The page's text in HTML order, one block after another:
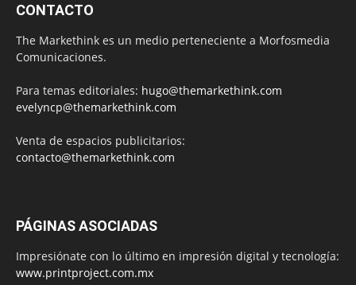
CONTACTO
The Markethink es un medio perteneciente a Morfosmedia
Comunicaciones.
Para temas editoriales: hugo@themarkethink.com
evelyncp@themarkethink.com
Venta de espacios publicitarios:
contacto@themarkethink.com
PÁGINAS ASOCIADAS
Impresiónate con lo último en impresión digital y tecnología:
www.printproject.com.mx